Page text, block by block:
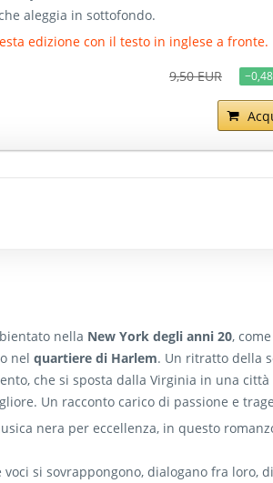
aleggia in sottofondo.
edizione con il testo in inglese a fronte.
9,50 EUR
nella New York degli anni 20,
nel quartiere di Harlem. Un ritratto della
che si sposta dalla Virginia in una
Un racconto carico di passione e
nera per eccellenza, in questo
si sovrappongono, dialogano fra loro,